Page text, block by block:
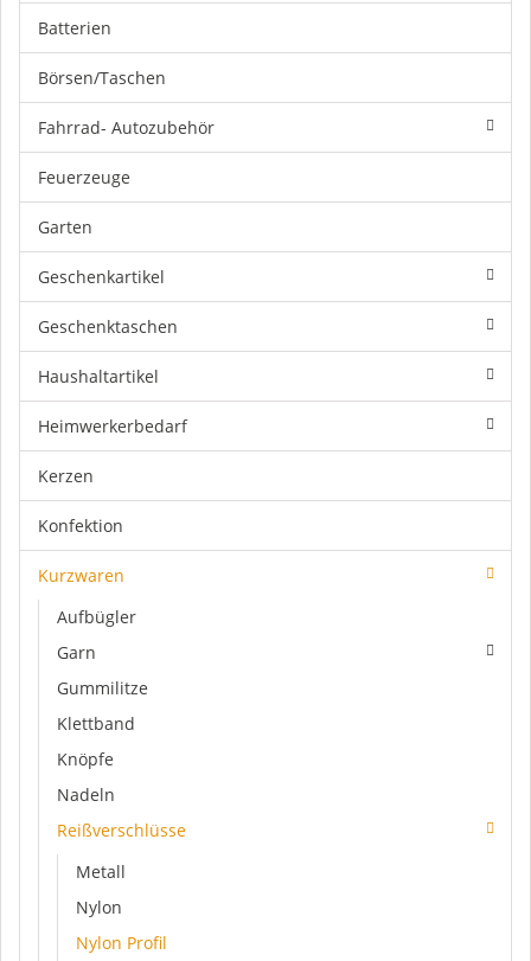
Batterien
Börsen/Taschen
Fahrrad- Autozubehör
Feuerzeuge
Garten
Geschenkartikel
Geschenktaschen
Haushaltartikel
Heimwerkerbedarf
Kerzen
Konfektion
Kurzwaren
Aufbügler
Garn
Gummilitze
Klettband
Knöpfe
Nadeln
Reißverschlüsse
Metall
Nylon
Nylon Profil